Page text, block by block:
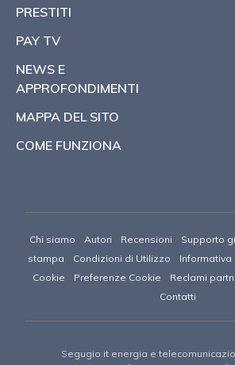
PRESTITI
PAY TV
NEWS E
APPROFONDIMENTI
MAPPA DEL SITO
COME FUNZIONA
Chi siamo Autori Recensioni Supporto
stampa
Condizioni di Utilizzo Informativa
Cookie
Preferenze Cookie Reclami
Contatti
Segugio.it energia e